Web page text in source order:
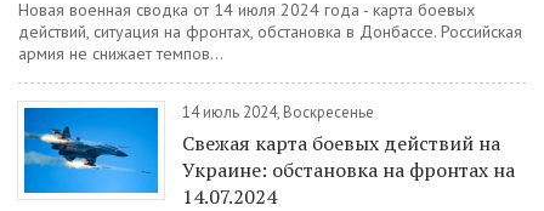
Новая военная сводка от 14 июля 2024 года - карта боевых
действий, ситуация на фронтах, обстановка в Донбассе. Российская
армия не снижает темпов...
14 июль 2024, Воскресенье
Свежая карта боевых действий на
Украине: обстановка на фронтах на
14.07.2024